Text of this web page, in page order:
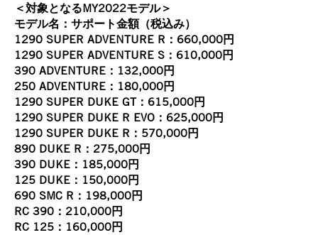
＜対象となるMY2022モデル＞
モデル名：サポート金額（税込み）
1290 SUPER ADVENTURE R：660,000円
1290 SUPER ADVENTURE S：610,000円
390 ADVENTURE：132,000円
250 ADVENTURE：180,000円
1290 SUPER DUKE GT：615,000円
1290 SUPER DUKE R EVO：625,000円
1290 SUPER DUKE R：570,000円
890 DUKE R：275,000円
390 DUKE：185,000円
125 DUKE：150,000円
690 SMC R：198,000円
RC 390：210,000円
RC 125：160,000円